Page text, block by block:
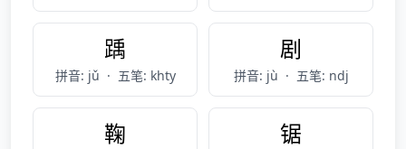
踽
拼音: jǔ · 五笔: khty
剧
拼音: jù · 五笔: ndj
鞠 锯